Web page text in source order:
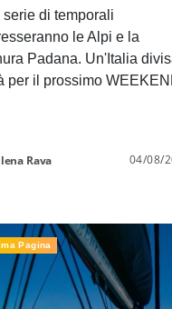
serie di temporali
le Alpi e la
Padana. Un'Italia
per il prossimo
Rava 04/08/
Pagina